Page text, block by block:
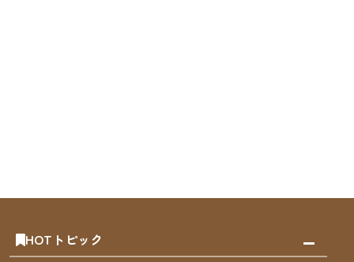
HOTトピック